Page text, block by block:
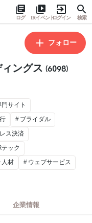
ログ IRイベントログイン 検索
フォロー
ングス (6098)
門サイト
ブライダル
ス決済
テック
人材 ウェブサービス
企業情報